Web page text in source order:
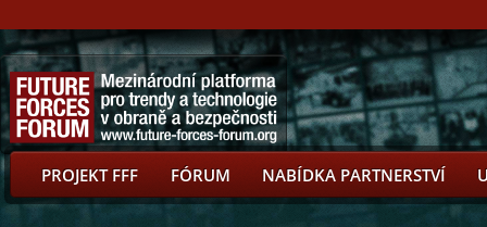
PROJEKT FFF FÓRUM NABÍDKA PARTNERSTVÍ